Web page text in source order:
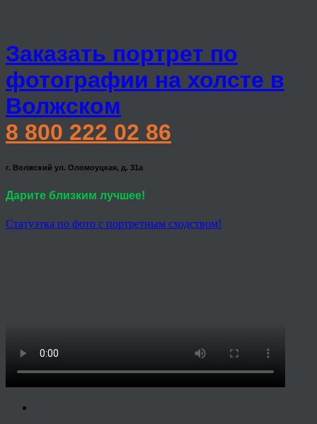
Заказать портрет по
фотографии на холсте в
Волжском
8 800 222 02 86
г. Волжский ул. Оломоуцкая, д. 31а
Дарите близким лучшее!
Статуэтка по фото с портретным сходством!